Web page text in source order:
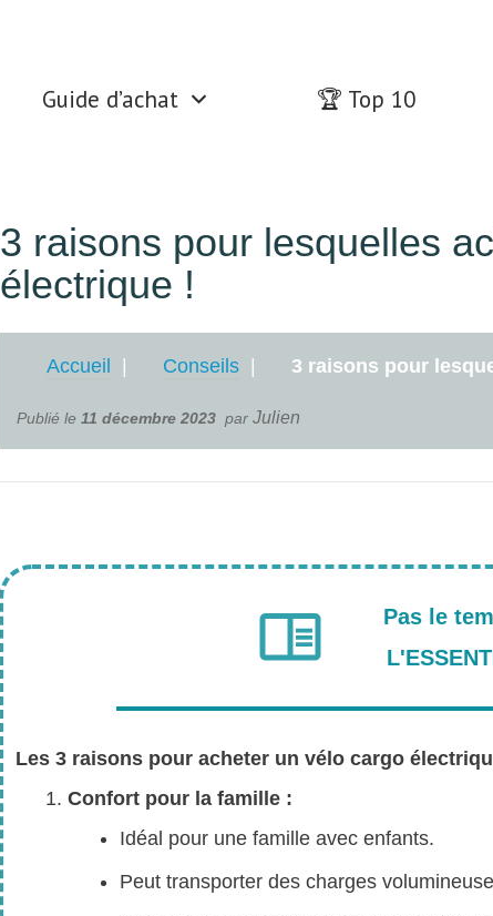
Guide d’achat 🏆 Top 10
3 raisons pour lesquelles
électrique !
Accueil Conseils 3 raisons pour
Publié le 11 décembre 2023 par Julien
Pas le
Les 3 raisons pour acheter un vélo cargo
Confort pour la famille :
Idéal pour une famille avec enfants.
Peut transporter des charges